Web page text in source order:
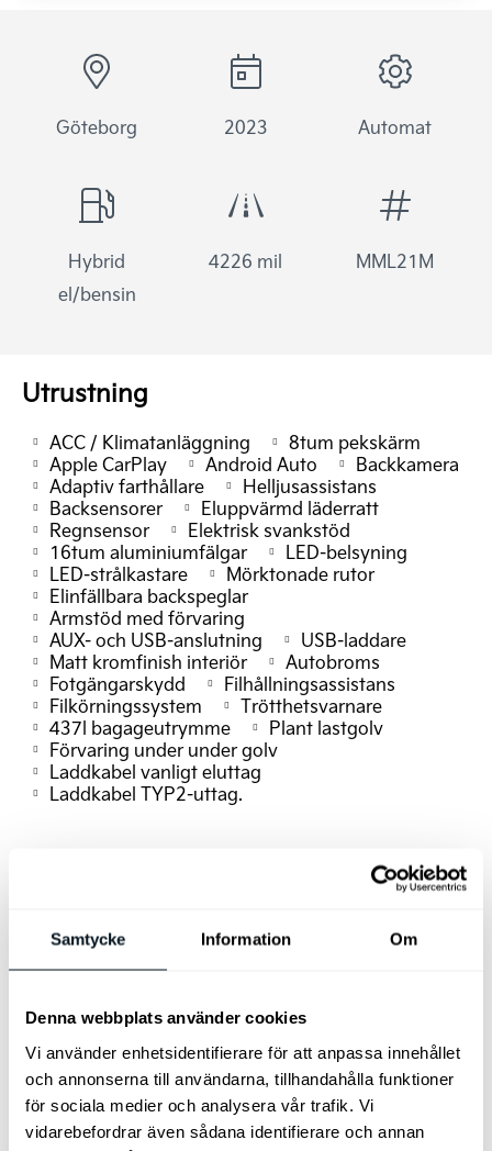
Samtycke Information Om
Denna webbplats använder cookies
Vi använder enhetsidentifierare för att anpassa innehållet
och annonserna till användarna, tillhandahålla funktioner
för sociala medier och analysera vår trafik. Vi
vidarebefordrar även sådana identifierare och annan
Göteborg 2023 Automat
Hybrid
el/bensin
4226 mil MML21M
Utrustning
ACC / Klimatanläggning
8tum pekskärm
Apple CarPlay
Android Auto
Backkamera
Adaptiv farthållare
Helljusassistans
Backsensorer
Eluppvärmd läderratt
Regnsensor
Elektrisk svankstöd
16tum aluminiumfälgar
LED-belsyning
LED-strålkastare
Mörktonade rutor
Elinfällbara backspeglar
Armstöd med förvaring
AUX- och USB-anslutning
USB-laddare
Matt kromfinish interiör
Autobroms
Fotgängarskydd
Filhållningsassistans
Filkörningssystem
Trötthetsvarnare
437l bagageutrymme
Plant lastgolv
Förvaring under under golv
Laddkabel vanligt eluttag
Laddkabel TYP2-uttag.